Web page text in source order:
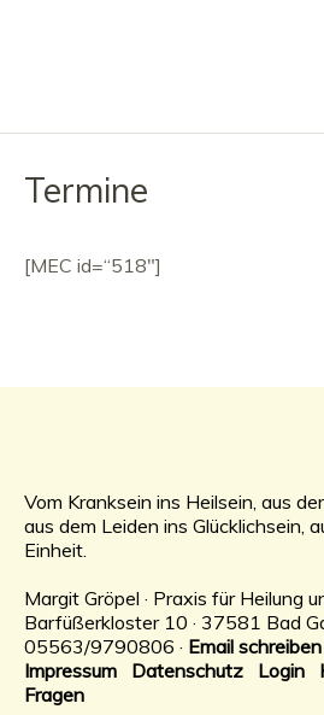
Termine
[MEC id=“518″]
Vom Kranksein ins Heilsein, aus
aus dem Leiden ins Glücklichsein,
Einheit.
Margit Gröpel · Praxis für Heilung
Barfüßerkloster 10 · 37581 Bad
05563/9790806 · Email schreiben
Impressum
Datenschutz Login
Fragen